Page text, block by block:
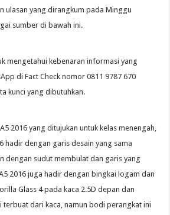
ulasan yang dirangkum pada Minggu
sumber di bawah ini.
mengetahui kebenaran informasi yang
di Fact Check nomor 0811 9787 670
kunci yang dibutuhkan.
2016 yang ditujukan untuk kelas menengah,
hadir dengan garis desain yang sama
dengan sudut membulat dan garis yang
2016 juga hadir dengan bingkai logam dan
Glass 4 pada kaca 2.5D depan dan
terbuat dari kaca, namun bodi perangkat ini